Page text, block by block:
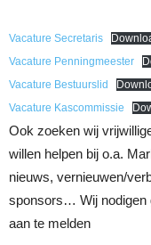
Vacature Secretaris
Vacature Penningmeester
Vacature Bestuurslid
Vacature Kascommissie
Ook zoeken wij
willen helpen bij o.a.
nieuws, vernieuwen/
sponsors… Wij nodigen
aan te melden